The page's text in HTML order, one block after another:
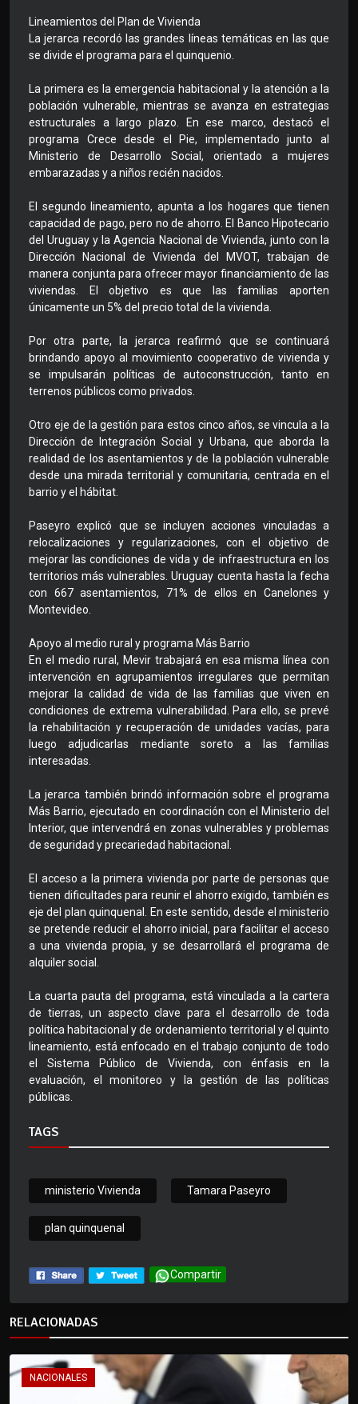
Lineamientos del Plan de Vivienda
La jerarca recordó las grandes líneas temáticas en las que
se divide el programa para el quinquenio.
La primera es la emergencia habitacional y la atención a la
población vulnerable, mientras se avanza en estrategias
estructurales a largo plazo. En ese marco, destacó el
programa Crece desde el Pie, implementado junto al
Ministerio de Desarrollo Social, orientado a mujeres
embarazadas y a niños recién nacidos.
El segundo lineamiento, apunta a los hogares que tienen
capacidad de pago, pero no de ahorro. El Banco Hipotecario
del Uruguay y la Agencia Nacional de Vivienda, junto con la
Dirección Nacional de Vivienda del MVOT, trabajan de
manera conjunta para ofrecer mayor financiamiento de las
viviendas. El objetivo es que las familias aporten
únicamente un 5% del precio total de la vivienda.
Por otra parte, la jerarca reafirmó que se continuará
brindando apoyo al movimiento cooperativo de vivienda y
se impulsarán políticas de autoconstrucción, tanto en
terrenos públicos como privados.
Otro eje de la gestión para estos cinco años, se vincula a la
Dirección de Integración Social y Urbana, que aborda la
realidad de los asentamientos y de la población vulnerable
desde una mirada territorial y comunitaria, centrada en el
barrio y el hábitat.
Paseyro explicó que se incluyen acciones vinculadas a
relocalizaciones y regularizaciones, con el objetivo de
mejorar las condiciones de vida y de infraestructura en los
territorios más vulnerables. Uruguay cuenta hasta la fecha
con 667 asentamientos, 71% de ellos en Canelones y
Montevideo.
Apoyo al medio rural y programa Más Barrio
En el medio rural, Mevir trabajará en esa misma línea con
intervención en agrupamientos irregulares que permitan
mejorar la calidad de vida de las familias que viven en
condiciones de extrema vulnerabilidad. Para ello, se prevé
la rehabilitación y recuperación de unidades vacías, para
luego adjudicarlas mediante soreto a las familias
interesadas.
La jerarca también brindó información sobre el programa
Más Barrio, ejecutado en coordinación con el Ministerio del
Interior, que intervendrá en zonas vulnerables y problemas
de seguridad y precariedad habitacional.
El acceso a la primera vivienda por parte de personas que
tienen dificultades para reunir el ahorro exigido, también es
eje del plan quinquenal. En este sentido, desde el ministerio
se pretende reducir el ahorro inicial, para facilitar el acceso
a una vivienda propia, y se desarrollará el programa de
alquiler social.
La cuarta pauta del programa, está vinculada a la cartera
de tierras, un aspecto clave para el desarrollo de toda
política habitacional y de ordenamiento territorial y el quinto
lineamiento, está enfocado en el trabajo conjunto de todo
el Sistema Público de Vivienda, con énfasis en la
evaluación, el monitoreo y la gestión de las políticas
públicas.
TAGS
ministerio Vivienda Tamara Paseyro
plan quinquenal
Compartir
RELACIONADAS
NACIONALES